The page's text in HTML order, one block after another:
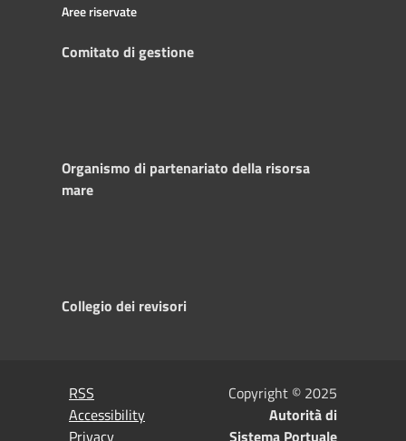
Aree riservate
Comitato di gestione
Organismo di partenariato della risorsa
mare
Collegio dei revisori
RSS
Accessibility
Copyright © 2025
Autorità di